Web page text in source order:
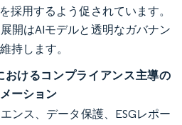
採用するよう促されています。
開はAIモデルと透明なガバナン
持します。
おけるコンプライアンス主導の
ーション
ンス、データ保護、ESGレポー